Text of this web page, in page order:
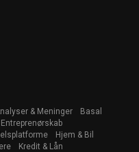
& Meninger
Basal
Entreprenørskab
Hjem & Bil
Kredit & Lån